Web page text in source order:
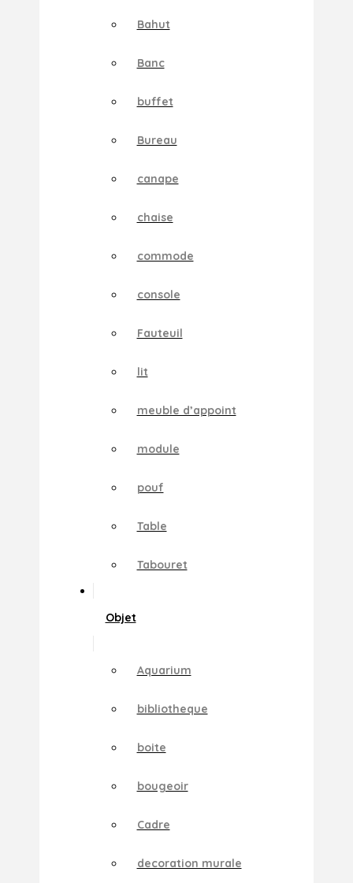
Bahut
Banc
buffet
Bureau
canape
chaise
commode
console
Fauteuil
lit
meuble d’appoint
module
pouf
Table
Tabouret
Objet
Aquarium
bibliotheque
boite
bougeoir
Cadre
decoration murale